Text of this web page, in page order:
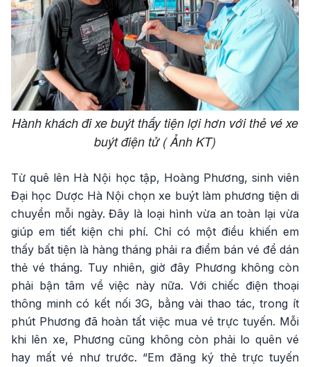
Hành khách đi xe buýt thấy tiện lợi hơn với thẻ vé xe
buýt điện tử ( Ảnh KT)
Từ quê lên Hà Nội học tập, Hoàng Phương, sinh viên
Đại học Dược Hà Nội chọn xe buýt làm phương tiện di
chuyển mỗi ngày. Đây là loại hình vừa an toàn lại vừa
giúp em tiết kiện chi phí. Chỉ có một điều khiến em
thấy bất tiện là hàng tháng phải ra điểm bán vé để dán
thẻ vé tháng. Tuy nhiên, giờ đây Phương không còn
phải bận tâm về việc này nữa. Với chiếc điện thoại
thông minh có kết nối 3G, bằng vài thao tác, trong ít
phút Phương đã hoàn tất việc mua vé trực tuyến. Mỗi
khi lên xe, Phương cũng không còn phải lo quên vé
hay mất vé như trước. “Em đăng ký thẻ trực tuyến